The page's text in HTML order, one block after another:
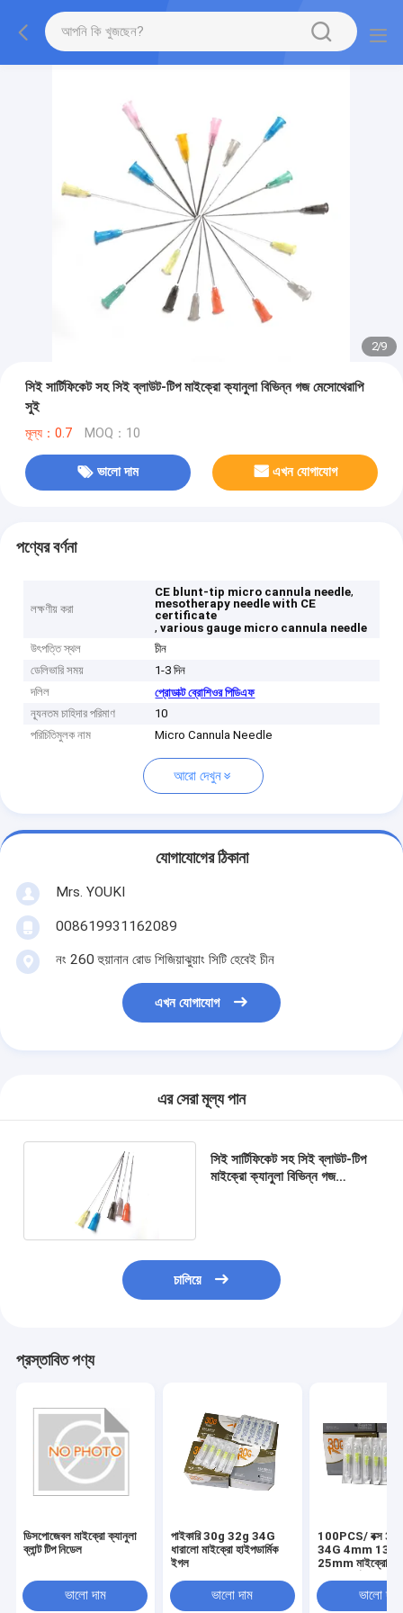
2/9
সিই সার্টিফিকেট সহ সিই ব্লাউট-টিপ মাইক্রো ক্যানুলা বিভিন্ন গজ মেসোথেরাপি
সুই
মূল্য：0.7 MOQ：10
ভালো দাম এখন যোগাযোগ
পণ্যের বর্ণনা
লক্ষণীয় করা
CE blunt-tip micro cannula needle,
mesotherapy needle with CE
certificate
,various gauge micro cannula needle
উৎপত্তি স্থল
চীন
ডেলিভারি সময়
1-3 দিন
দলিল
প্রোডাক্ট ব্রোশিওর পিডিএফ
ন্যূনতম চাহিদার পরিমাণ
10
পরিচিতিমুলক নাম
Micro Cannula Needle
আরো দেখুন
যোগাযোগের ঠিকানা
Mrs. YOUKI
008619931162089
নং 260 হুয়ানান রোড শিজিয়াঝুয়াং সিটি হেবেই চীন
এখন যোগাযোগ
এর সেরা মূল্য পান
সিই সার্টিফিকেট সহ সিই ব্লাউট-টিপ
মাইক্রো ক্যানুলা বিভিন্ন গজ
চালিয়ে
প্রস্তাবিত পণ্য
ডিসপোজেবল মাইক্রো ক্যানুলা
ব্লান্ট টিপ নিডেল
ভালো দাম
পাইকারি 30g 32g 34G
ধারালো মাইক্রো হাইপডার্মিক
ইগল
ভালো দাম
100PCS/ বক্স
34G 4mm
25mm মাইক্রো
ইগল
ভালো দাম